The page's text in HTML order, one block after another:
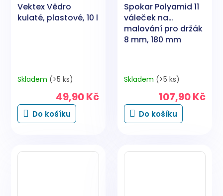
Vektex Vědro
kulaté, plastové, 10 l
Skladem (>5 ks)
49,90 Kč
Do košíku
Spokar Polyamid 11
váleček na
malování pro držák
8 mm, 180 mm
Skladem (>5 ks)
107,90 Kč
Do košíku